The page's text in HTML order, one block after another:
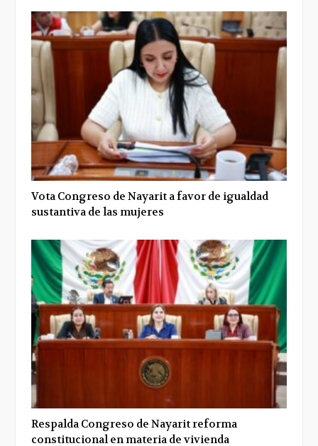
Vota Congreso de Nayarit a favor de igualdad
sustantiva de las mujeres
Respalda Congreso de Nayarit reforma
constitucional en materia de vivienda